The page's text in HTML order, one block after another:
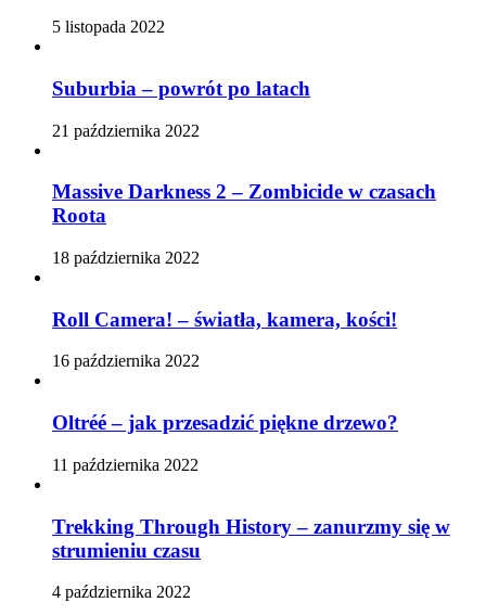
5 listopada 2022
Suburbia – powrót po latach
21 października 2022
Massive Darkness 2 – Zombicide w czasach
Roota
18 października 2022
Roll Camera! – światła, kamera, kości!
16 października 2022
Oltréé – jak przesadzić piękne drzewo?
11 października 2022
Trekking Through History – zanurzmy się w
strumieniu czasu
4 października 2022